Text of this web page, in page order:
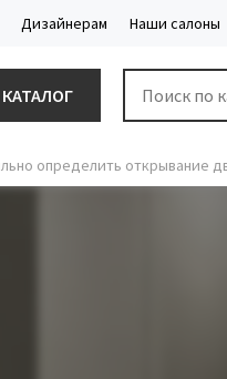
Дизайнерам Наши салоны
КАТАЛОГ
определить открывание